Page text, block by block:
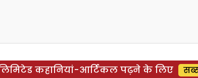
कहानियां-आर्टिकल पढ़ने के लिए